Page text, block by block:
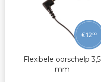
Flexibele oorschelp 3,5
mm
€1200